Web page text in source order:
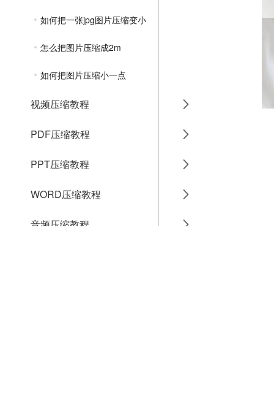
如何把一张jpg图片压缩变小
怎么把图片压缩成2m
如何把图片压缩小一点
视频压缩教程
PDF压缩教程
PPT压缩教程
WORD压缩教程
音频压缩教程